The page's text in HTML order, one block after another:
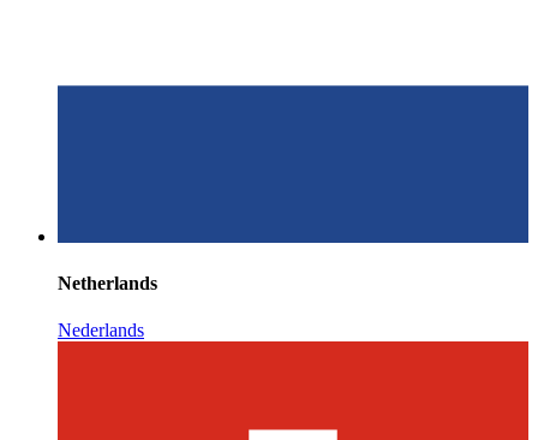
Netherlands
Nederlands